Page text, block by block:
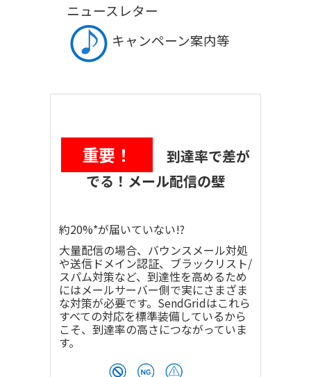
ニュースレター
キャンペーン案内等
重要！
到達率で差が
でる！メール配信の壁
約20%*が届いていない!?
大量配信の場合、バウンスメール対処
や送信ドメイン認証、ブラックリスト/
スパム対策など、到達性を高めるため
にはメールサーバー側で実にさまざま
な対策が必要です。SendGridはこれら
すべての対応を標準装備しているから
こそ、到達率の高さにつながっていま
す。